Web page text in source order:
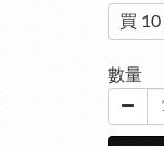
買
數量